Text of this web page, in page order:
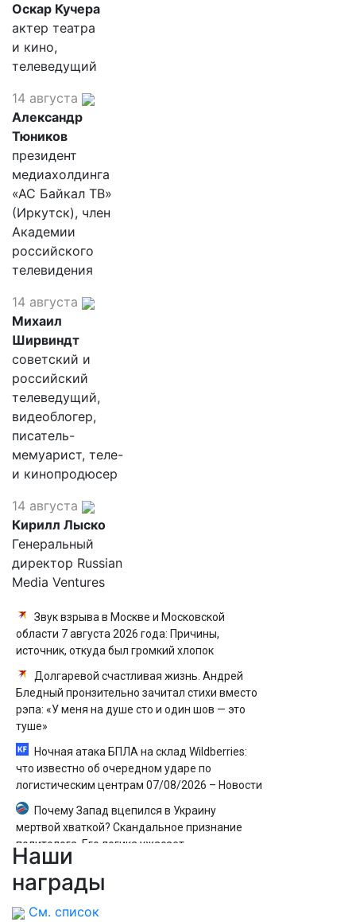
Оскар Кучера
актер театра
и кино,
телеведущий
14 августа
Александр
Тюников
президент
медиахолдинга
«АС Байкал ТВ»
(Иркутск), член
Академии
российского
телевидения
14 августа
Михаил
Ширвиндт
советский и
российский
телеведущий,
видеоблогер,
писатель-
мемуарист, теле-
и кинопродюсер
14 августа
Кирилл Лыско
Генеральный
директор Russian
Media Ventures
Звук взрыва в Москве и Московской
области 7 августа 2026 года: Причины,
источник, откуда был громкий хлопок
Долгаревой счастливая жизнь. Андрей
Бледный пронзительно зачитал стихи вместо
рэпа: «У меня на душе сто и один шов — это
туше»
Ночная атака БПЛА на склад Wildberries:
что известно об очередном ударе по
логистическим центрам 07/08/2026 – Новости
Почему Запад вцепился в Украину
мертвой хваткой? Скандальное признание
политолога. Его логика ужасает
что на самом деле нужно томатам в августе
Наши
награды
См. список